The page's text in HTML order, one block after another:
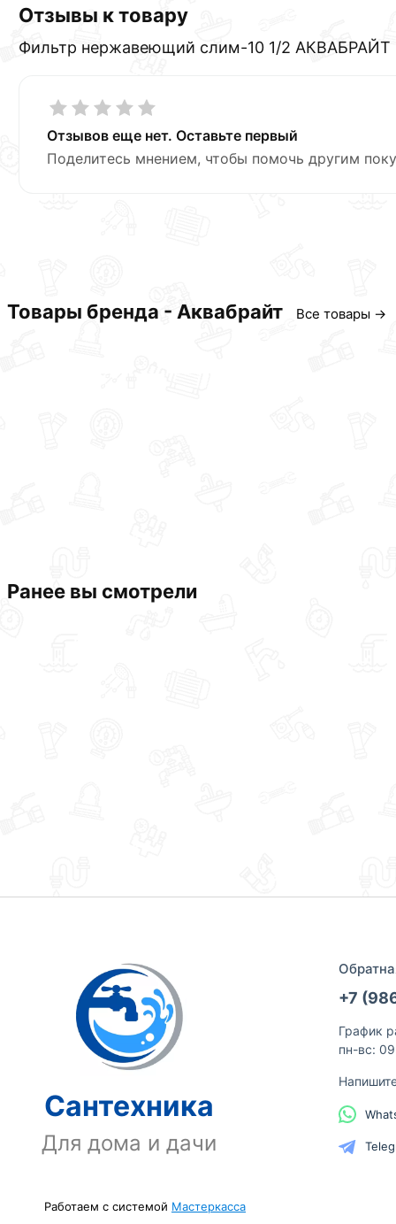
Отзывы к товару
Фильтр нержавеющий слим-10 1/2 АКВАБРАЙТ
Отзывов еще нет. Оставьте первый
Поделитесь мнением, чтобы помочь другим
Товары бренда - Аквабрайт Все товары →
Ранее вы смотрели
Сантехника
Для дома и дачи
+7
График
пн-вс:
Работаем с системой Мастеркасса